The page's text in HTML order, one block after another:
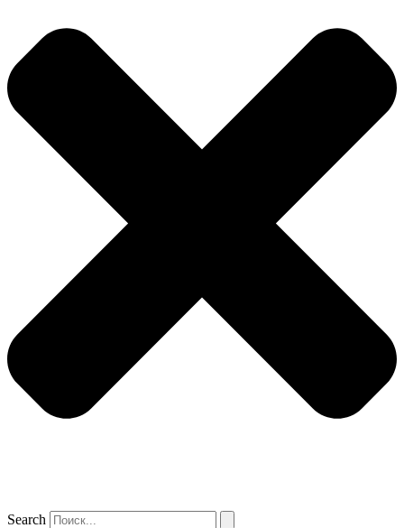
Search